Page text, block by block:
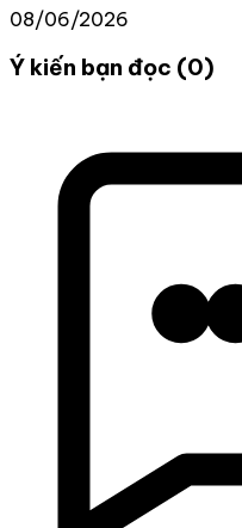
08/06/2026
Ý kiến bạn đọc (0)